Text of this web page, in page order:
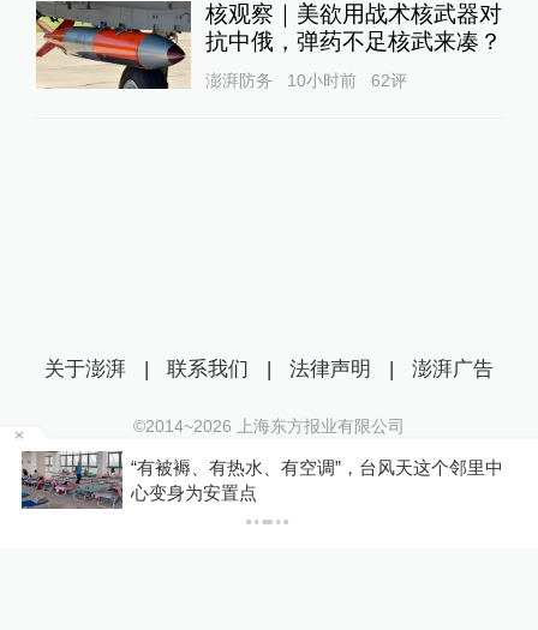
核观察｜美欲用战术核武器对
抗中俄，弹药不足核武来凑？
澎湃防务 10小时前 62评
“有被褥、有热水、有空调”，台风天这个邻里中
心变身为安置点
关于澎湃 | 联系我们 | 法律声明 | 澎湃广告
©2014~2026 上海东方报业有限公司
沪ICP证：沪B2-20170116 | 沪ICP备14003370号
互联网新闻信息服务许可证：31120170006
沪公网安备 31010602000299号